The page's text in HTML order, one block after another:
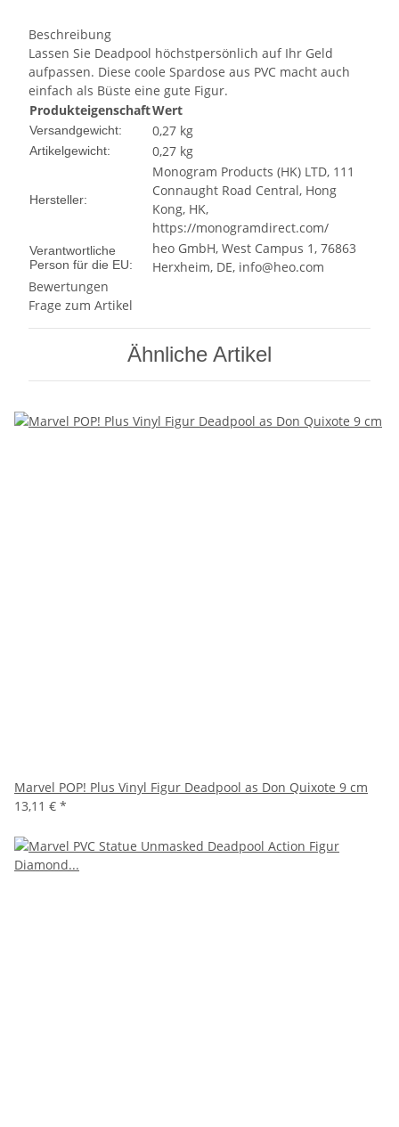
Beschreibung
Lassen Sie Deadpool höchstpersönlich auf Ihr Geld
aufpassen. Diese coole Spardose aus PVC macht auch
einfach als Büste eine gute Figur.
ProdukteigenschaftWert
Versandgewicht: 0,27 kg
Artikelgewicht: 0,27 kg
Hersteller:
Monogram Products (HK) LTD, 111
Connaught Road Central, Hong
Kong, HK,
https://monogramdirect.com/
Verantwortliche
Person für die EU:
heo GmbH, West Campus 1, 76863
Herxheim, DE, info@heo.com
Bewertungen
Frage zum Artikel
Ähnliche Artikel
Marvel POP! Plus Vinyl Figur Deadpool as Don Quixote 9 cm
13,11 € *